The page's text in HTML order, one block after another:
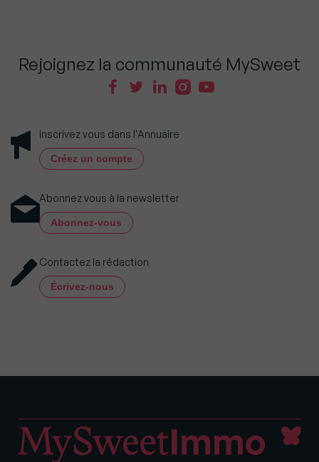
Rejoignez la communauté MySweet
Inscrivez vous dans l'Annuaire
Créez un compte
Abonnez vous à la newsletter
Abonnez-vous
Contactez la rédaction
Écrivez-nous